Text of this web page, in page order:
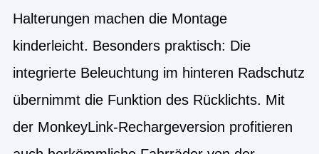
Halterungen machen die Montage
kinderleicht. Besonders praktisch: Die
integrierte Beleuchtung im hinteren Radschutz
übernimmt die Funktion des Rücklichts. Mit
der MonkeyLink-Rechargeversion profitieren